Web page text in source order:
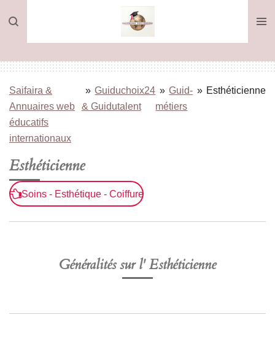
au
contenu
principal
Saifaira &
Annuaires web
éducatifs
internationaux
» Guiduchoix24
& Guidutalent
» Guid-
métiers
» Esthéticienne
Esthéticienne
Soins - Esthétique - Coiffure
Généralités sur l' Esthéticienne